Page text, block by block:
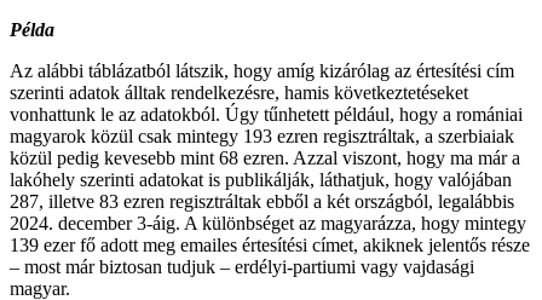
Példa
Az alábbi táblázatból látszik, hogy amíg kizárólag az értesítési cím
szerinti adatok álltak rendelkezésre, hamis következtetéseket
vonhattunk le az adatokból. Úgy tűnhetett például, hogy a romániai
magyarok közül csak mintegy 193 ezren regisztráltak, a szerbiaiak
közül pedig kevesebb mint 68 ezren. Azzal viszont, hogy ma már a
lakóhely szerinti adatokat is publikálják, láthatjuk, hogy valójában
287, illetve 83 ezren regisztráltak ebből a két országból, legalábbis
2024. december 3-áig. A különbséget az magyarázza, hogy mintegy
139 ezer fő adott meg emailes értesítési címet, akiknek jelentős része
– most már biztosan tudjuk – erdélyi-partiumi vagy vajdasági
magyar.